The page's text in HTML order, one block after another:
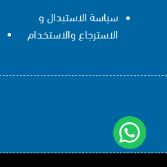
سياسة الاستبدال و
الاسترجاع والاستخدام